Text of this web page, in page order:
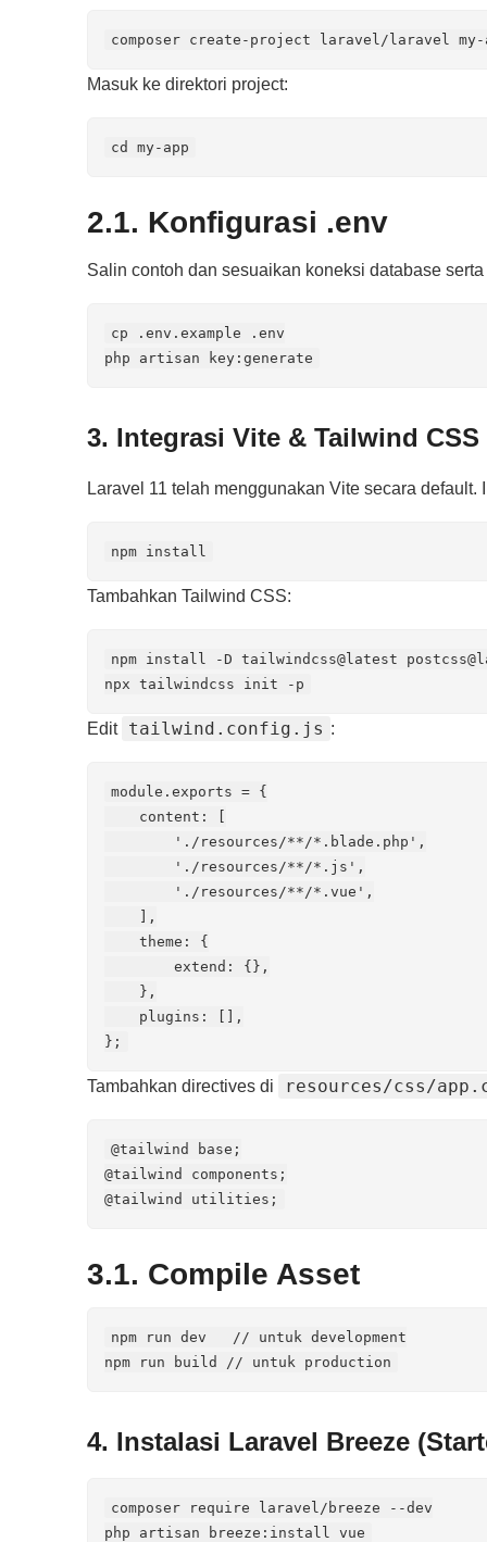
composer create-project laravel/laravel
Masuk ke direktori project:
cd my-app
2.1. Konfigurasi .env
Salin contoh dan sesuaikan koneksi database
cp .env.example .env
php artisan key:generate
3. Integrasi Vite & Tailwind CSS
Laravel 11 telah menggunakan Vite secara default.
npm install
Tambahkan Tailwind CSS:
npm install -D tailwindcss@latest
npx tailwindcss init -p
Edit tailwind.config.js :
module.exports = {
    content: [
        './resources/**/*.blade.php',
        './resources/**/*.js',
        './resources/**/*.vue',
    ],
    theme: {
        extend: {},
    },
    plugins: [],
};
Tambahkan directives di resources/css/
@tailwind base;
@tailwind components;
@tailwind utilities;
3.1. Compile Asset
npm run dev   // untuk development
npm run build // untuk production
4. Instalasi Laravel Breeze
composer require laravel/breeze --dev
php artisan breeze:install vue